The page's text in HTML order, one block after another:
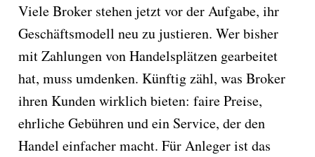
Viele Broker stehen jetzt vor der Aufgabe, ihr
Geschäftsmodell neu zu justieren. Wer bisher
mit Zahlungen von Handelsplätzen gearbeitet
hat, muss umdenken. Künftig zähl, was Broker
ihren Kunden wirklich bieten: faire Preise,
ehrliche Gebühren und ein Service, der den
Handel einfacher macht. Für Anleger ist das